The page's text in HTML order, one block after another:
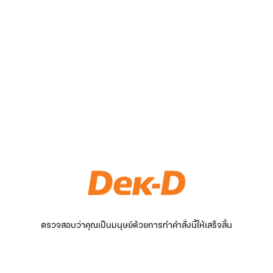
ตรวจสอบว่าคุณเป็นมนุษย์ด้วยการทำคำสั่งนี้ให้เสร็จสิ้น